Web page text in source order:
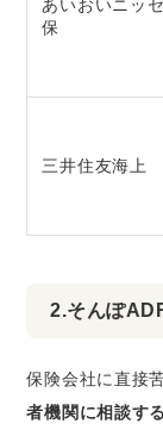
あいおいニッ
保
三井住友海上
2.そんぽ
保険会社に直接
者機関に相談す